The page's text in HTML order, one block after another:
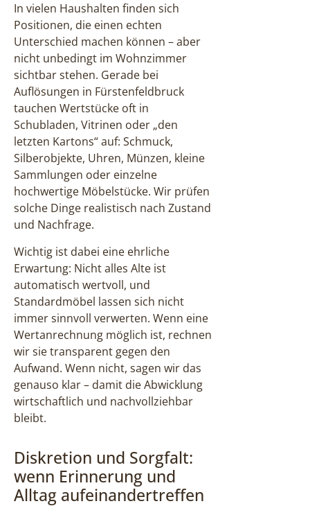
In vielen Haushalten finden sich
Positionen, die einen echten
Unterschied machen können – aber
nicht unbedingt im Wohnzimmer
sichtbar stehen. Gerade bei
Auflösungen in Fürstenfeldbruck
tauchen Wertstücke oft in
Schubladen, Vitrinen oder „den
letzten Kartons“ auf: Schmuck,
Silberobjekte, Uhren, Münzen, kleine
Sammlungen oder einzelne
hochwertige Möbelstücke. Wir prüfen
solche Dinge realistisch nach Zustand
und Nachfrage.
Wichtig ist dabei eine ehrliche
Erwartung: Nicht alles Alte ist
automatisch wertvoll, und
Standardmöbel lassen sich nicht
immer sinnvoll verwerten. Wenn eine
Wertanrechnung möglich ist, rechnen
wir sie transparent gegen den
Aufwand. Wenn nicht, sagen wir das
genauso klar – damit die Abwicklung
wirtschaftlich und nachvollziehbar
bleibt.
Diskretion und Sorgfalt:
wenn Erinnerung und
Alltag aufeinandertreffen